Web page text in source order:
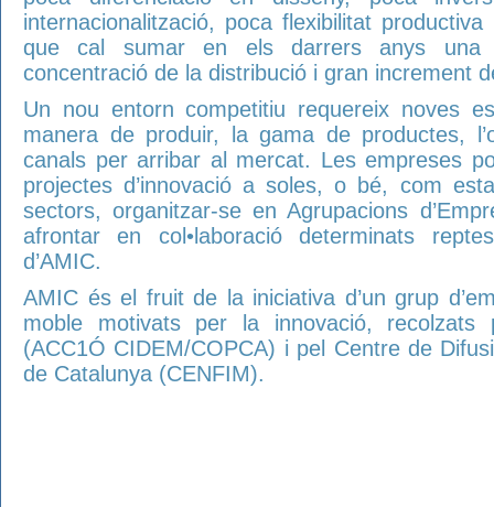
internacionalització, poca flexibilitat
que cal sumar en els darrers anys una
concentració de la distribució i gran increment
Un nou entorn competitiu requereix noves
manera de produir, la gama de productes,
canals per arribar al mercat. Les empreses
projectes d’innovació a soles, o bé, com
sectors, organitzar-se en Agrupacions
afrontar en col•laboració determinats
d’AMIC.
AMIC és el fruit de la iniciativa d’un grup
moble motivats per la innovació, recolzats
(ACC1Ó CIDEM/COPCA) i pel Centre de
de Catalunya (CENFIM).